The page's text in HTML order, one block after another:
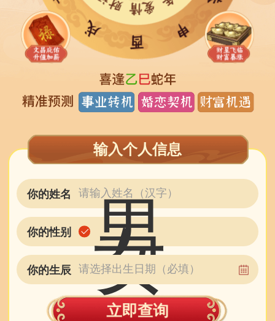
输入个人信息
你的姓名
你的性别 男
女
你的生辰
立即查询